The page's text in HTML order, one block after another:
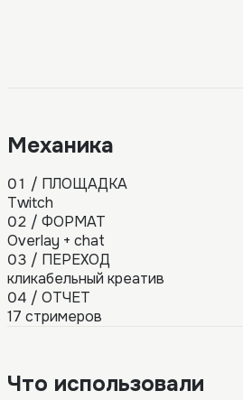
Механика
01 / ПЛОЩАДКА
Twitch
02 / ФОРМАТ
Overlay + chat
03 / ПЕРЕХОД
кликабельный креатив
04 / ОТЧЕТ
17 стримеров
Что использовали